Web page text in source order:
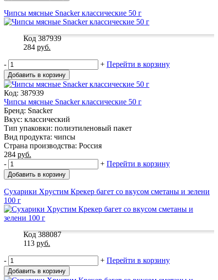
Чипсы мясные Snacker классические 50 г
Код 387939
284 руб.
- + Перейти в корзину
Добавить в корзину
Код: 387939
Чипсы мясные Snacker классические 50 г
Бренд: Snacker
Вкус: классический
Тип упаковки: полиэтиленовый пакет
Вид продукта: чипсы
Страна производства: Россия
284 руб.
-
+ Перейти в корзину
Добавить в корзину
Сухарики Хрустим Крекер багет со вкусом сметаны и зелени
100 г
Код 388087
113 руб.
- + Перейти в корзину
Добавить в корзину